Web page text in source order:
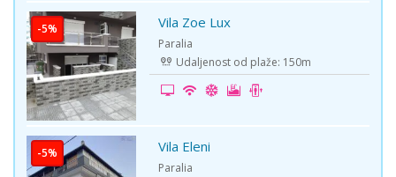
Vila Zoe Lux
Paralia
Udaljenost od plaže: 150m
Vila Eleni
Paralia